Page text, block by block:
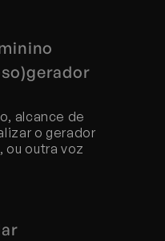
alcance de
o gerador
ou outra voz